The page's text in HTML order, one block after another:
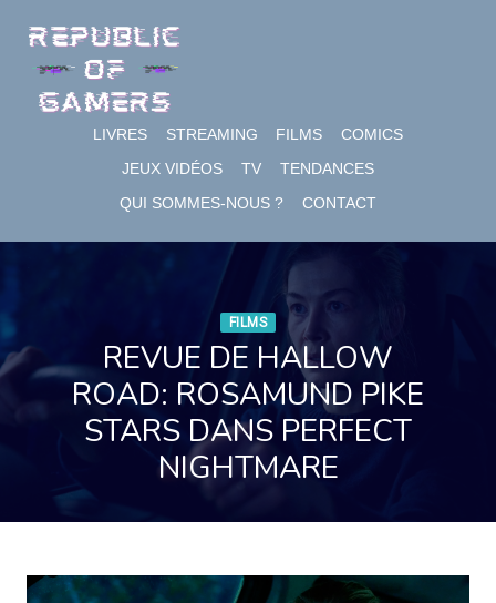
content
LIVRES STREAMING FILMS
COMICS
JEUX VIDÉOS
TV
TENDANCES
QUI SOMMES-NOUS ?
CONTACT
FILMS
REVUE DE HALLOW
ROAD: ROSAMUND PIKE
STARS DANS PERFECT
NIGHTMARE